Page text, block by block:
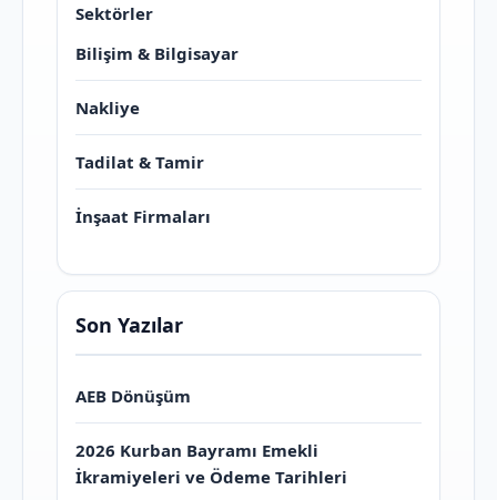
Sektörler
Bilişim & Bilgisayar
Nakliye
Tadilat & Tamir
İnşaat Firmaları
Son Yazılar
AEB Dönüşüm
2026 Kurban Bayramı Emekli
İkramiyeleri ve Ödeme Tarihleri